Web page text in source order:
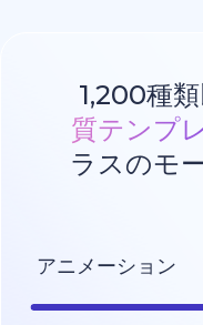
1,200種
質テンプ
ラスのモ
アニメーション